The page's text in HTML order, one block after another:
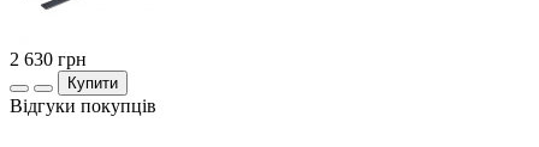
2 630 грн
Купити
Відгуки покупців